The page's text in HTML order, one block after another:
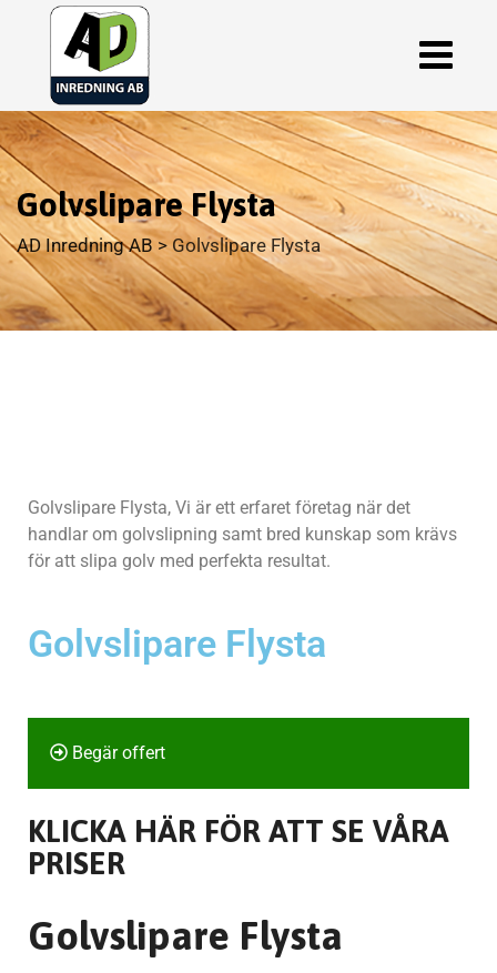
Golvslipare Flysta
AD Inredning AB >Golvslipare Flysta
Golvslipare Flysta, Vi är ett erfaret företag när det
handlar om golvslipning samt bred kunskap som krävs
för att slipa golv med perfekta resultat.
Golvslipare Flysta
Begär offert
KLICKA HÄR FÖR ATT SE VÅRA
PRISER
Golvslipare Flysta